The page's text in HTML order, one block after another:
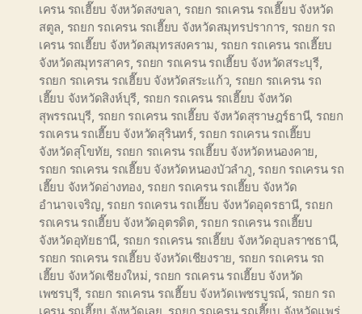
เครน รถเฮี๊ยบ จังหวัดสงขลา รถยก รถเครน รถเฮี๊ยบ จังหวัด
สตูล รถยก รถเครน รถเฮี๊ยบ จังหวัดสมุทรปราการ รถยก รถ
เครน รถเฮี๊ยบ จังหวัดสมุทรสงคราม รถยก รถเครน รถเฮี๊ยบ
จังหวัดสมุทรสาคร, รถยก รถเครน รถเฮี๊ยบ จังหวัดสระบุรี,
รถยก รถเครน รถเฮี๊ยบ จังหวัดสระแก้ว, รถยก รถเครน รถ
เฮี๊ยบ จังหวัดสิงห์บุรี รถยก รถเครน รถเฮี๊ยบ จังหวัด
สุพรรณบุรี รถยก รถเครน รถเฮี๊ยบ จังหวัดสุราษฎร์ธานี, รถยก
รถเครน รถเฮี๊ยบ จังหวัดสุรินทร์, รถยก รถเครน รถเฮี๊ยบ
จังหวัดสุโขทัย รถยก รถเครน รถเฮี๊ยบ จังหวัดหนองคาย
รถยก รถเครน รถเฮี๊ยบ จังหวัดหนองบัวลำภู รถยก รถเครน รถ
เฮี๊ยบ จังหวัดอ่างทอง, รถยก รถเครน รถเฮี๊ยบ จังหวัด
อำนาจเจริญ รถยก รถเครน รถเฮี๊ยบ จังหวัดอุดรธานี, รถยก
รถเครน รถเฮี๊ยบ จังหวัดอุตรดิต รถยก รถเครน รถเฮี๊ยบ
จังหวัดอุทัยธานี รถยก รถเครน รถเฮี๊ยบ จังหวัดอุบลราชธานี,
รถยก รถเครน รถเฮี๊ยบ จังหวัดเชียงราย รถยก รถเครน รถ
เฮี๊ยบ จังหวัดเชียงใหม่ รถยก รถเครน รถเฮี๊ยบ จังหวัด
เพชรบุรี, รถยก รถเครน รถเฮี๊ยบ จังหวัดเพชรบูรณ์ รถยก รถ
เครน รถเฮี๊ยบ จังหวัดเลย รถยก รถเครน รถเฮี๊ยบ จังหวัดแพร่,